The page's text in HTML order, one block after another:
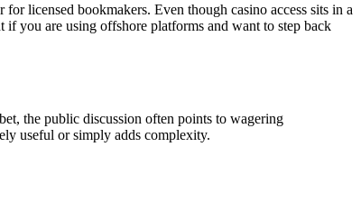
licensed bookmakers. Even though casino access sits in a
you are using offshore platforms and want to step back
the public discussion often points to wagering
useful or simply adds complexity.